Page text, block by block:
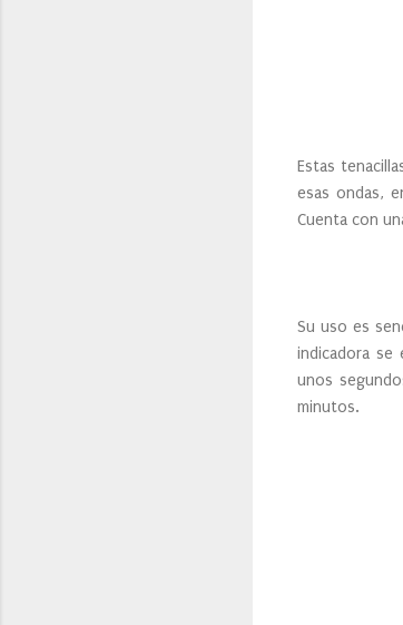
Estas
esas ondas,
Cuenta con
Su uso es
indicadora se
unos
minutos.